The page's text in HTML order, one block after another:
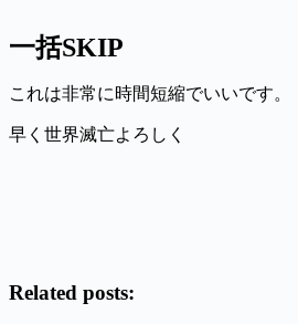
一括SKIP
これは非常に時間短縮でいいです。
早く世界滅亡よろしく
Related posts: